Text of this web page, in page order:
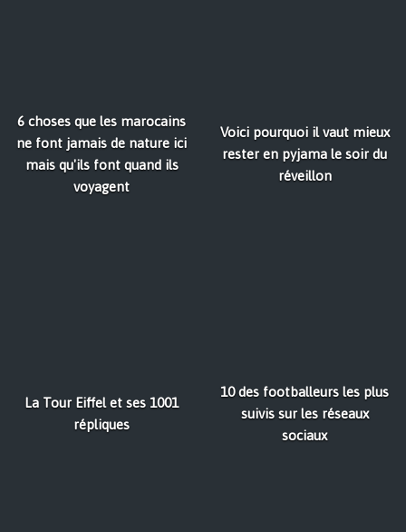
6 choses que les marocains
ne font jamais de nature ici
mais qu'ils font quand ils
voyagent
Voici pourquoi il vaut mieux
rester en pyjama le soir du
réveillon
La Tour Eiffel et ses 1001
répliques
10 des footballeurs les plus
suivis sur les réseaux
sociaux